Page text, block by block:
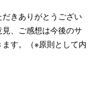
きありがとうござい
、ご感想は今後のサ
す。（※原則として内